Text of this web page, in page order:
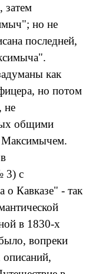
затем
но не
последней,
как
но потом
не
общими
3) с
о Кавказе" - так
в 1830-х
вопреки